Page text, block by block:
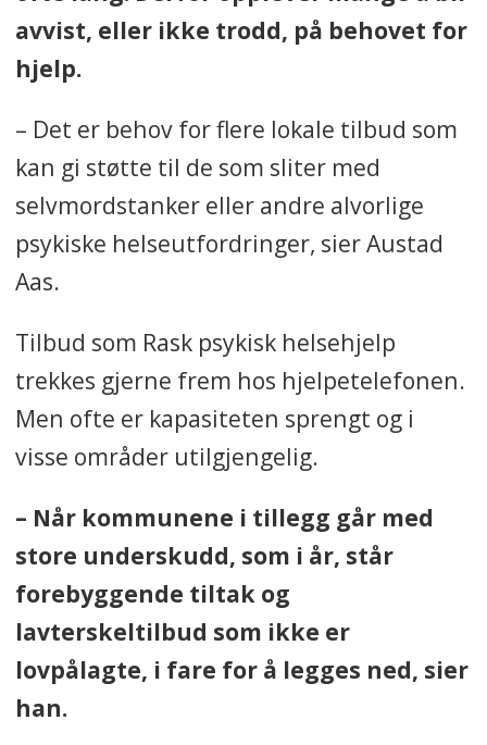
avvist, eller ikke trodd, på behovet for
hjelp.
– Det er behov for flere lokale tilbud som
kan gi støtte til de som sliter med
selvmordstanker eller andre alvorlige
psykiske helseutfordringer, sier Austad
Aas.
Tilbud som Rask psykisk helsehjelp
trekkes gjerne frem hos hjelpetelefonen.
Men ofte er kapasiteten sprengt og i
visse områder utilgjengelig.
– Når kommunene i tillegg går med
store underskudd, som i år, står
forebyggende tiltak og
lavterskeltilbud som ikke er
lovpålagte, i fare for å legges ned, sier
han.